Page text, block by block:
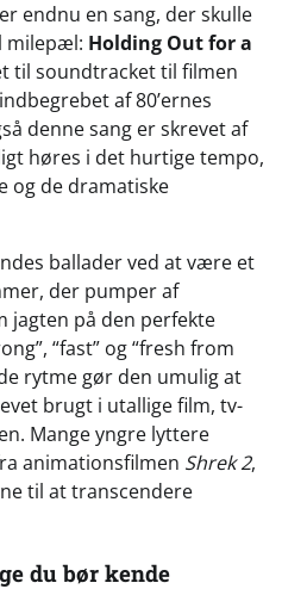
endnu en sang, der skulle
milepæl: Holding Out for a
til soundtracket til filmen
af 80’ernes
denne sang er skrevet af
høres i det hurtige tempo,
og de dramatiske
ballader ved at være et
der pumper af
jagten på den perfekte
“fast” og “fresh from
rytme gør den umulig at
brugt i utallige film, tv-
Mange yngre lyttere
animationsfilmen Shrek 2,
til at transcendere
du bør kende